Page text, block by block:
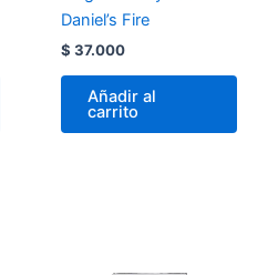
Daniel’s Fire
$ 37.000
Añadir al
carrito